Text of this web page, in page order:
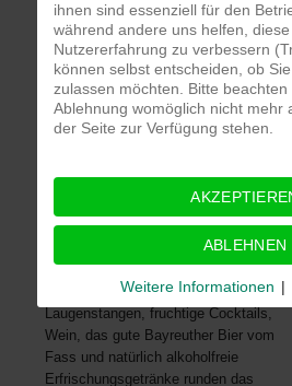
Ab 12 Uhr servieren wir
selbstgemachten Schweinebraten mit
Klößen, ein veganes Gemüsecurry,
gegrillte Bratwürste mit Sauerkraut
Kartoffelsalat, Bratwurstbrötchen,
Steakbrötchen und unser beliebtes
sorgen nachmittags für flotte
Lachs- und Matjesbrötchen, sowie
Frischkäse-Schnittlauch-
Laugenstangen, fruchtige Cocktails,
Wein, das gute Bayreuther Bier vom
Fass und natürlich alkoholfreie
Erfrischungsgetränke runden das
ihnen sind essenziell für den
während andere uns helfen,
Nutzererfahrung zu verbessern
können selbst entscheiden, ob
zulassen möchten. Bitte
Ablehnung womöglich nicht mehr
der Seite zur Verfügung stehen.
ABLEHNEN
Weitere Informationen |